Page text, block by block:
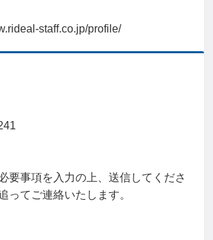
staff.co.jp/profile/
要事項を入力の上、送信してくださ
ってご連絡いたします。